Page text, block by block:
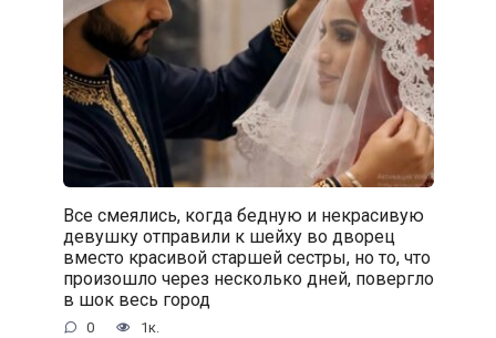
Все смеялись, когда бедную и некрасивую
девушку отправили к шейху во дворец
вместо красивой старшей сестры, но то, что
произошло через несколько дней, повергло
в шок весь город
0 1к.